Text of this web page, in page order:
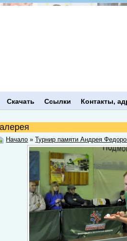
Скачать Ссылки Контакты,
Начало »Турнир памяти Андрея